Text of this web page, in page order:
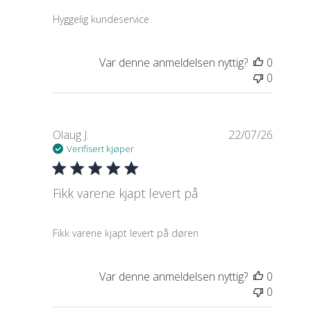
Hyggelig kundeservice
read more about review content
Var denne anmeldelsen nyttig?
0
0
Olaug J.
Verifisert kjøper
Fikk varene kjapt levert på
Fikk varene kjapt levert på døren
read more about review content
22/07/26
Var denne anmeldelsen nyttig?
0
0